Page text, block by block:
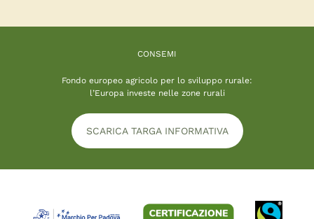
CONSEMI
Fondo europeo agricolo per lo sviluppo rurale:
l’Europa investe nelle zone rurali
SCARICA TARGA INFORMATIVA